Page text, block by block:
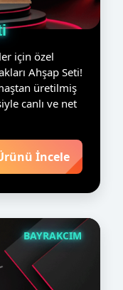
için özel
Ahşap Seti!
üretilmiş
canlı ve net
İncele
BAYRAKCIM